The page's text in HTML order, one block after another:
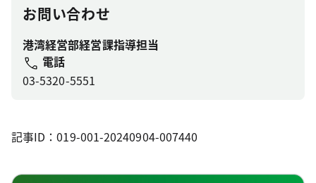
お問い合わせ
港湾経営部経営課指導担当
電話
03-5320-5551
記事ID：019-001-20240904-007440